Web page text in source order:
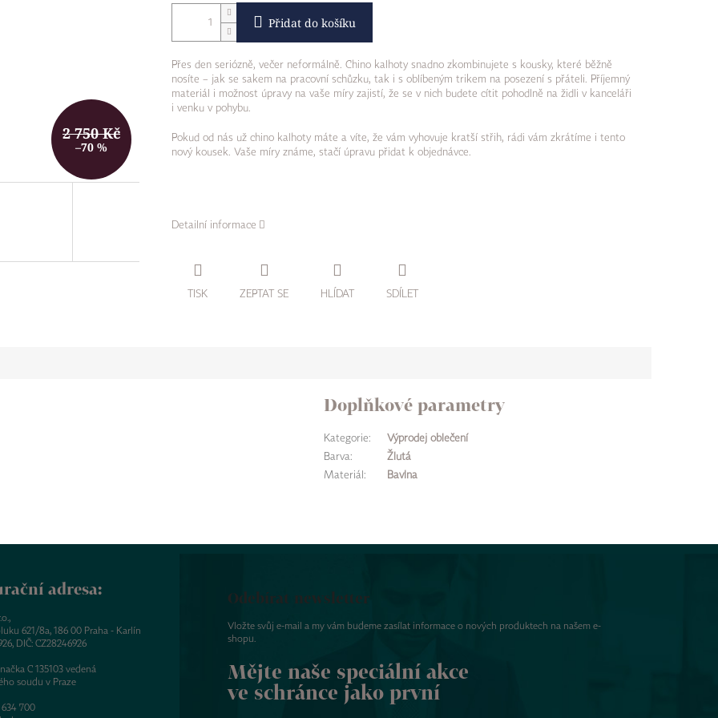
2 750 Kč
–70 %
Přidat do košíku
Přes den seriózně, večer neformálně. Chino kalhoty snadno zkombinujete s kousky, které běžně
nosíte – jak se sakem na pracovní schůzku, tak i s oblíbeným trikem na posezení s přáteli. Příjemný
materiál i možnost úpravy na vaše míry zajistí, že se v nich budete cítit pohodlně na židli v kanceláři
i venku v pohybu.
Pokud od nás už chino kalhoty máte a víte, že vám vyhovuje kratší střih, rádi vám zkrátíme i tento
nový kousek. Vaše míry známe, stačí úpravu přidat k objednávce.
Detailní informace
TISK ZEPTAT SE HLÍDAT SDÍLET
Doplňkové parametry
Kategorie:
Výprodej oblečení
Barva:
Žlutá
Materiál : Bavlna
adresa:
621/8a, 186 00 Praha - Karlín
DIČ: CZ28246926
C 135103 vedená
soudu v Praze
700
Odebírat newsletter
Vložte svůj e-mail a my vám budeme zasílat informace o nových produktech na našem e-
shopu.
Mějte naše speciální akce
ve schránce jako první